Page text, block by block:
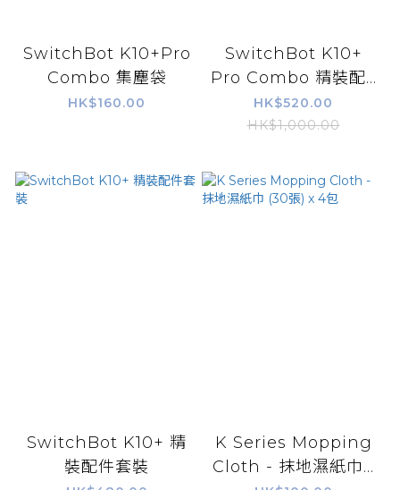
SwitchBot K10+Pro
Combo 集塵袋
HK$160.00
SwitchBot K10+
Pro Combo 精裝配...
HK$520.00
HK$1,000.00
SwitchBot K10+ 精
裝配件套裝
K Series Mopping
Cloth - 抹地濕紙巾...